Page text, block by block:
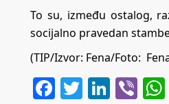
To su, između ostalog,
socijalno pravedan
(TIP/Izvor: Fena/Foto:
Facebook
Twitter